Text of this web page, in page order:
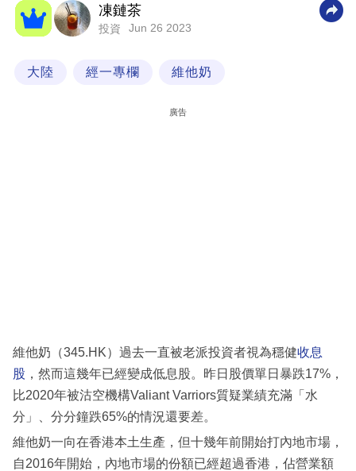
科
區
凍鏈茶
投資 Jun 26 2023
大陸 經一專欄 維他奶
廣告
維他奶（345.HK）過去一直被老派投資者視為穩健收息
股 ，然而這幾年已經變成低息股。昨日股價單日暴跌17%，
比2020年被沽空機構Valiant Varriors質疑業績充滿「水
分」、分分鐘跌65%的情況還要差。
維他奶一向在香港本土生產，但十幾年前開始打內地市場，
自2016年開始，內地市場的份額已經超過香港，佔營業額